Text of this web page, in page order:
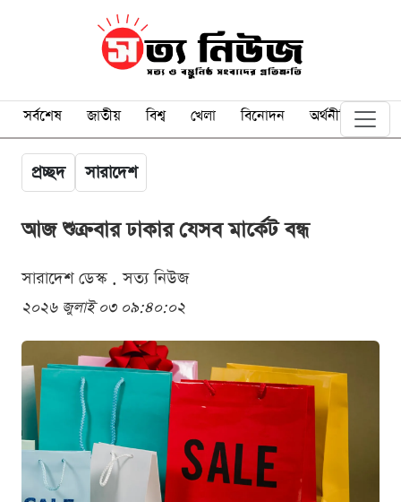
সর্বশেষ জাতীয় বিশ্ব খেলা বিনোদন অর্থনীতি
প্রচ্ছদ সারাদেশ
আজ শুক্রবার ঢাকার যেসব মার্কেট বন্ধ
সারাদেশ ডেস্ক . সত্য নিউজ
২০২৬ জুলাই ০৩ ০৯:৪০:০২